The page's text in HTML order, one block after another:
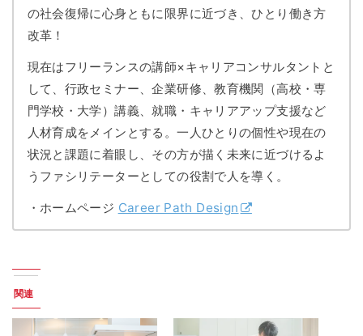
の社会復帰に心身ともに限界に近づき、ひとり働き方
改革！
現在はフリーランスの講師×キャリアコンサルタントと
して、行政セミナー、企業研修、教育機関（高校・専
門学校・大学）講義、就職・キャリアアップ支援など
人材育成をメインとする。一人ひとりの個性や現在の
状況と課題に着眼し、その方が描く未来に近づけるよ
うファシリテーターとしての役割で人を導く。
・ホームページ Career Path Design
関連